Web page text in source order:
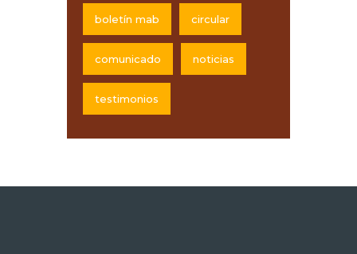
boletín mab circular
comunicado noticias
testimonios